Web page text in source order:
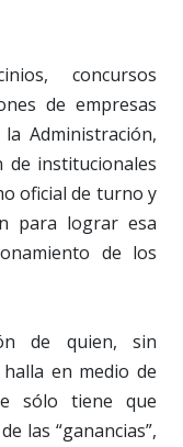
concursos
de empresas
Administración,
de institucionales
oficial de turno y
para lograr esa
de los
de quien, sin
en medio de
sólo tiene que
las “ganancias”,